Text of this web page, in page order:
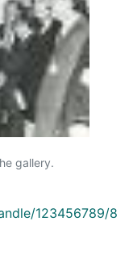
gallery.
123456789/8